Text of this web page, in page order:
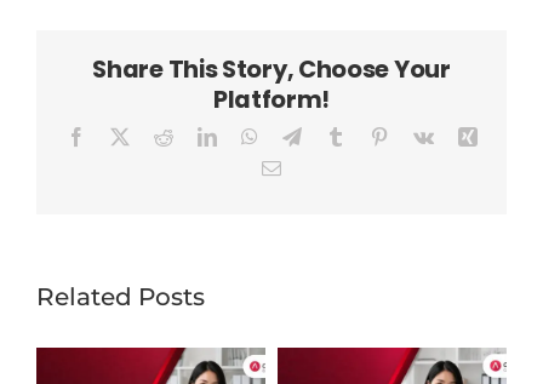
Share This Story, Choose Your
Platform!
Facebook RedditLinkedInWhatsApp
TelegramTumblr Pinterest
Vk
Xing
Email
Related Posts